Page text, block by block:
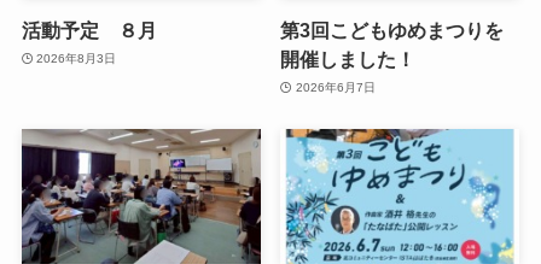
活動予定 ８月
2026年8月3日
第3回こどもゆめまつりを
開催しました！
2026年6月7日